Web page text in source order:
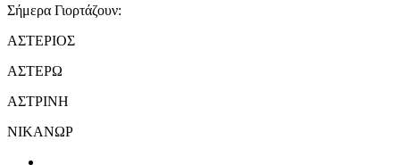
Σήμερα Γιορτάζουν:
ΑΣΤΕΡΙΟΣ
ΑΣΤΕΡΩ
ΑΣΤΡΙΝΗ
ΝΙΚΑΝΩΡ